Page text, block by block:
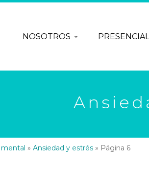
NOSOTROS PRESENCIAL
mental » Ansiedad y estrés» Página 6